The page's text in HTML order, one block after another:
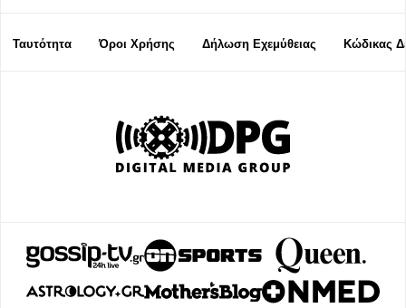
Ταυτότητα Όροι Χρήσης Δήλωση Εχεμύθειας Κώδικας